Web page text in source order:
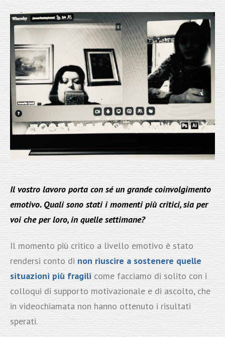
Il vostro lavoro porta con sé un grande coinvolgimento
emotivo. Quali sono stati i momenti più critici, sia per
voi che per loro, in quelle settimane?
Il momento più critico a livello emotivo è stato
rendersi conto dinon riuscire a sostenere quelle
situazioni più fragilicome facciamo di solito con i
colloqui di supporto motivazionale e di ascolto, che
in videochiamata non hanno ottenuto i risultati
sperati.